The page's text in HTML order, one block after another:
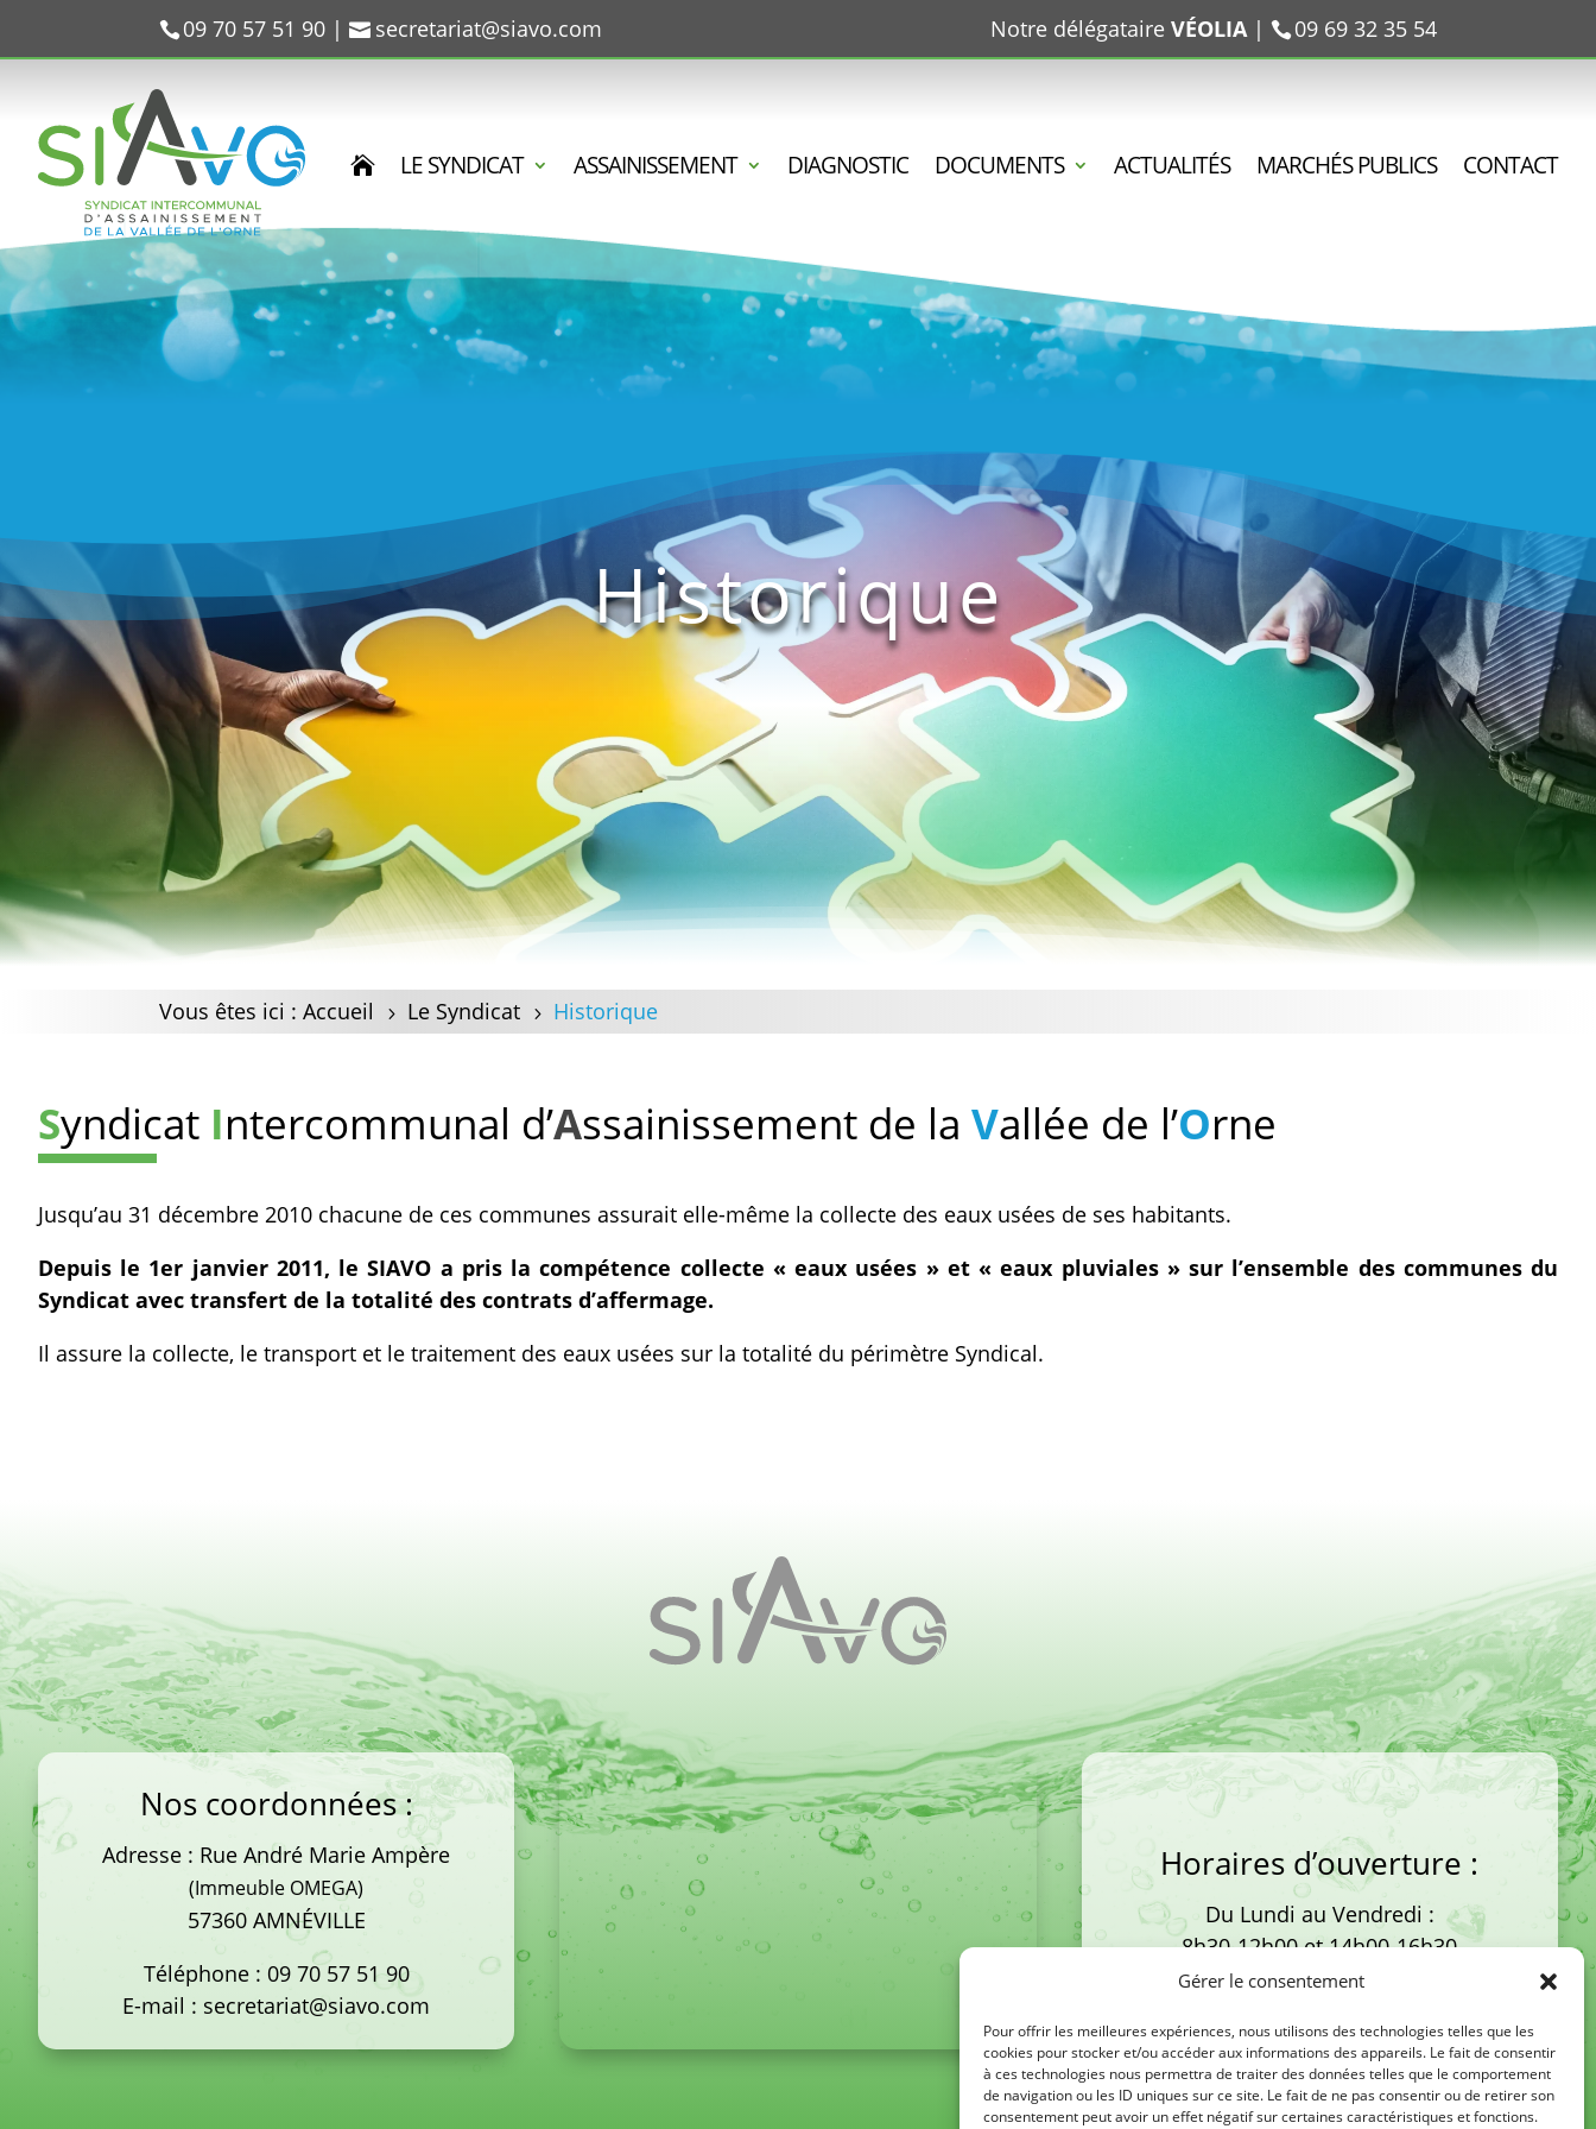
Gérer le consentement
Pour offrir les meilleures expériences, nous utilisons des technologies telles que les
cookies pour stocker et/ou accéder aux informations des appareils. Le fait de consentir
à ces technologies nous permettra de traiter des données telles que le comportement
de navigation ou les ID uniques sur ce site. Le fait de ne pas consentir ou de retirer son
consentement peut avoir un effet négatif sur certaines caractéristiques et fonctions.
09 70 57 51 90 | secretariat@siavo.com Notre délégataire VÉOLIA| 09 69 32 35 54
LE SYNDICAT ASSAINISSEMENT DIAGNOSTIC DOCUMENTS ACTUALITÉS MARCHÉS PUBLICS CONTACT
Historique
Vous êtes ici : Accueil 5 Le Syndicat 5 Historique
Syndicat Intercommunal d’Assainissement de la Vallée de l’Orne
Jusqu’au 31 décembre 2010 chacune de ces communes assurait elle-même la collecte des eaux usées de ses habitants.
Depuis le 1er janvier 2011, le SIAVO a pris la compétence collecte « eaux usées » et « eaux pluviales » sur l’ensemble des communes du
Syndicat avec transfert de la totalité des contrats d’affermage.
Il assure la collecte, le transport et le traitement des eaux usées sur la totalité du périmètre Syndical.
Nos coordonnées :
Adresse : Rue André Marie Ampère
(Immeuble OMEGA)
57360 AMNÉVILLE
Téléphone : 09 70 57 51 90
E-mail : secretariat@siavo.com
Horaires d’ouverture :
Du Lundi au Vendredi :
8h30-12h00 et 14h00-16h30